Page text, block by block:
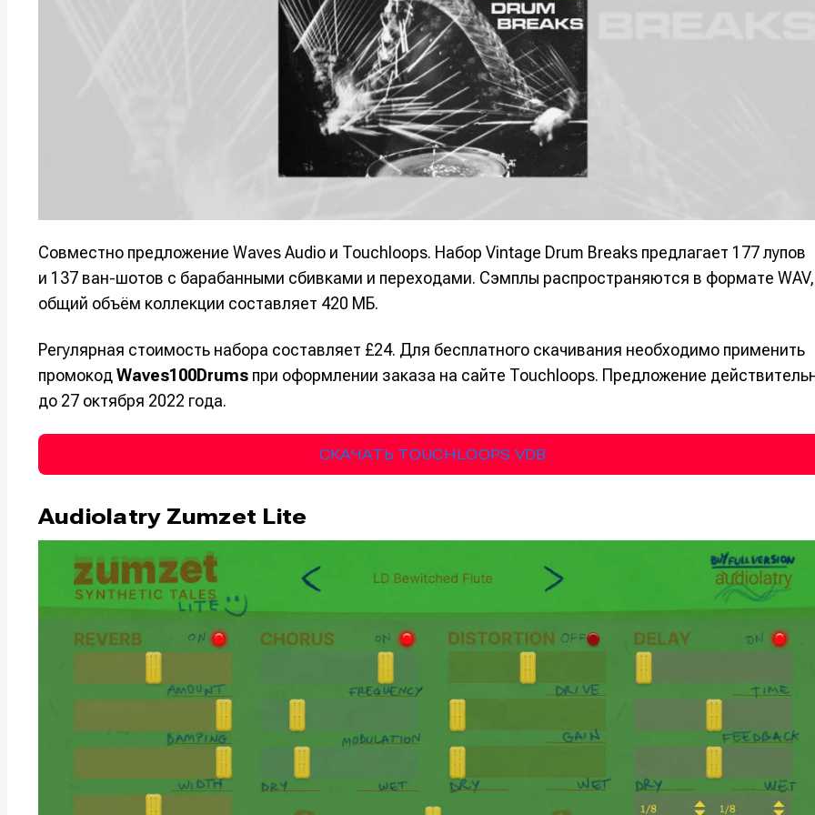
Мы в социальных сетях
Информация
О проекте Реклама Редакционная политика (в разработке)
Помощь проекту
Мы в социальных сетях
Информация
О проекте Реклама Редакционная политика (в разработке)
Помощь проекту
Совместно предложение Waves Audio и Touchloops. Набор Vintage Drum Breaks предлагает 177 лупов
и 137 ван-шотов с барабанными сбивками и переходами. Сэмплы распространяются в формате WAV,
общий объём коллекции составляет 420 МБ.
Регулярная стоимость набора составляет £24. Для бесплатного скачивания необходимо применить
промокодWaves100Drums при оформлении заказа на сайте Touchloops. Предложение
до 27 октября 2022 года.
СКАЧАТЬ TOUCHLOOPS VDB
Audiolatry Zumzet Lite